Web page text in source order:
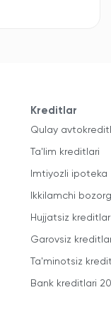
Kreditlar
Qulay
Ta'lim kreditlari
Imtiyozli ipoteka
Ikkilamchi
Hujjatsiz kreditlar
Garovsiz
Ta'minotsiz
Bank kreditlari